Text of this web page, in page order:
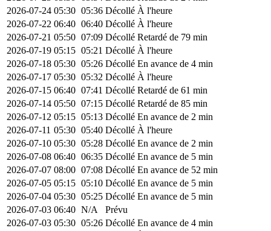
2026-07-24 05:30 05:36 Décollé À l'heure
2026-07-22 06:40 06:40 Décollé À l'heure
2026-07-21 05:50 07:09 Décollé Retardé de 79 min
2026-07-19 05:15 05:21 Décollé À l'heure
2026-07-18 05:30 05:26 Décollé En avance de 4 min
2026-07-17 05:30 05:32 Décollé À l'heure
2026-07-15 06:40 07:41 Décollé Retardé de 61 min
2026-07-14 05:50 07:15 Décollé Retardé de 85 min
2026-07-12 05:15 05:13 Décollé En avance de 2 min
2026-07-11 05:30 05:40 Décollé À l'heure
2026-07-10 05:30 05:28 Décollé En avance de 2 min
2026-07-08 06:40 06:35 Décollé En avance de 5 min
2026-07-07 08:00 07:08 Décollé En avance de 52 min
2026-07-05 05:15 05:10 Décollé En avance de 5 min
2026-07-04 05:30 05:25 Décollé En avance de 5 min
2026-07-03 06:40 N/A
Prévu
2026-07-03 05:30 05:26 Décollé En avance de 4 min